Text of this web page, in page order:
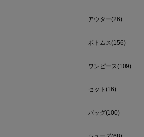
アウター(26)
ボトムス(156)
ワンピース(109)
セット(16)
バッグ(100)